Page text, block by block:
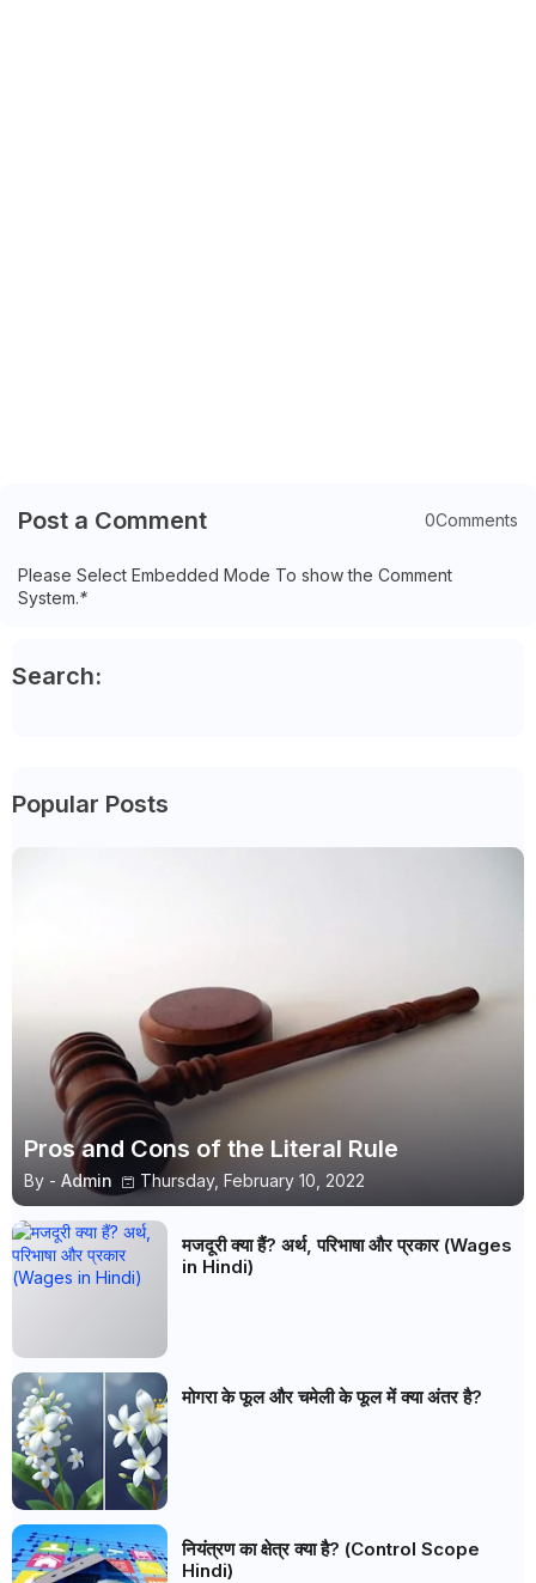
Post a Comment 0Comments
Please Select Embedded Mode To show the Comment
System.*
Search:
Popular Posts
Pros and Cons of the Literal Rule
By - Admin Thursday, February 10, 2022
मजदूरी क्या हैं? अर्थ, परिभाषा और प्रकार (Wages
in Hindi)
मोगरा के फूल और चमेली के फूल में क्या अंतर है?
नियंत्रण का क्षेत्र क्या है? (Control Scope
Hindi)